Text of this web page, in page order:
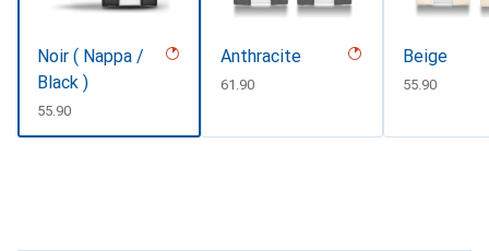
Noir ( Nappa /
Black )
CHF
55.90
Anthracite
CHF
61.90
Beige
CHF
55.90